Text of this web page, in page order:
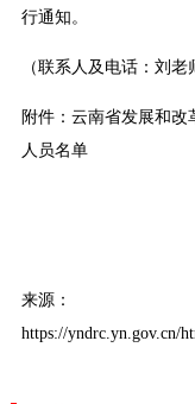
行通知。
（联系人及电话：刘老
附件： 云南省发展和改
人员名单
来源：
https://yndrc.yn.gov.cn/